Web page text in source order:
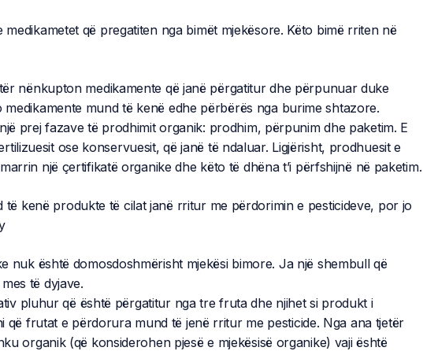
medikametet që pregatiten nga bimët mjekësore. Këto bimë rriten në
nënkupton medikamente që janë përgatitur dhe përpunuar duke
mund të kenë edhe përbërës nga burime shtazore.
prej fazave të prodhimit organik: prodhim, përpunim dhe paketim. E
ose konservuesit, që janë të ndaluar. Ligjërisht, prodhuesit e
një çertifikatë organike dhe këto të dhëna t’i përfshijnë në paketim.
nuk është domosdoshmërisht mjekësi bimore. Ja një shembull që
të dyjave.
pluhur që është përgatitur nga tre fruta dhe njihet si produkt i
që frutat e përdorura mund të jenë rritur me pesticide. Nga ana tjetër
organik (që konsiderohen pjesë e mjekësisë organike) vaji është